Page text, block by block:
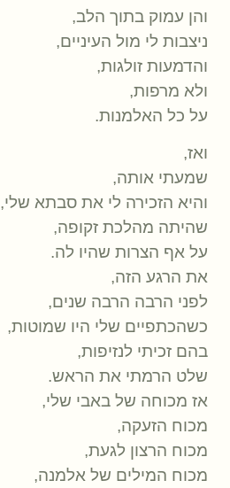
והן עמוק בתוך הלב,
ניצבות לי מול העיניים,
והדמעות זולגות,
ולא מרפות,
על כל האלמנות.
ואז,
שמעתי אותה,
והיא הזכירה לי את סבתא שלי,
שהיתה מהלכת זקופה,
על אף הצרות שהיו לה.
את הרגע הזה,
לפני הרבה הרבה שנים,
כשהכתפיים שלי היו שמוטות,
בהם זכיתי לנזיפות,
שלט הרמתי את הראש.
אז מכוחה של באבי שלי,
מכוח הזעקה,
מכוח הרצון לגעת,
מכוח המילים של אלמנה,